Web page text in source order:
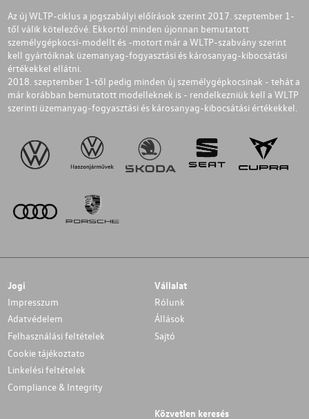
Az új WLTP-ciklus a jogszabályi előírások szerint 2017. szeptember 1-
től válik kötelezővé. Ekkortól minden újonnan bemutatott
személygépkocsi-modellt és -motort már a WLTP-szabvány szerint
kell gyártóiknak üzemanyag-fogyasztási és károsanyag-kibocsátási
értékekkel ellátni.
2018. szeptember 1-től pedig minden új személygépkocsinak - tehát a
már korábban bemutatott modelleknek is - rendelkezniük kell a WLTP
szerinti üzemanyag-fogyasztási és károsanyag-kibocsátási értékekkel.
Jogi
Impresszum
Adatvédelem
Felhasználási feltételek
Cookie tájékoztato
Linkelési feltételek
Compliance & Integrity
Vállalat
Rólunk
Állások
Sajtó
Közvetlen keresés